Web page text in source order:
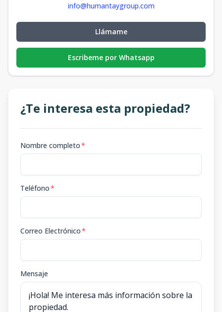
info@humantaygroup.com
Llámame
Escribeme por Whatsapp
¿Te interesa esta propiedad?
Nombre completo*
Teléfono*
Correo Electrónico*
Mensaje